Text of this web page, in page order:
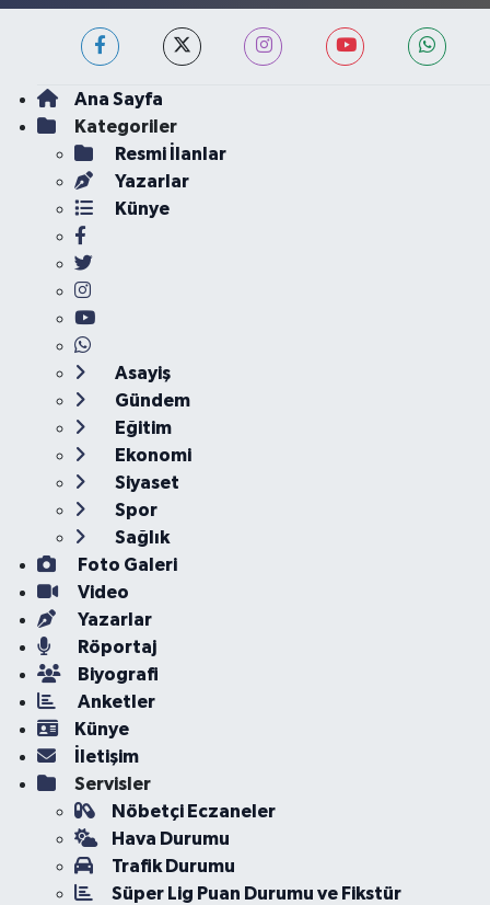
Ana Sayfa
Kategoriler
Resmi İlanlar
Yazarlar
Künye
Asayiş
Gündem
Eğitim
Ekonomi
Siyaset
Spor
Sağlık
Foto Galeri
Video
Yazarlar
Röportaj
Biyografi
Anketler
Künye
İletişim
Servisler
Nöbetçi Eczaneler
Hava Durumu
Trafik Durumu
Süper Lig Puan Durumu ve Fikstür